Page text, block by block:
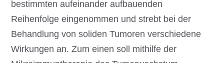
bestimmten aufeinander aufbauenden
Reihenfolge eingenommen und strebt bei der
Behandlung von soliden Tumoren verschiedene
Wirkungen an. Zum einen soll mithilfe der